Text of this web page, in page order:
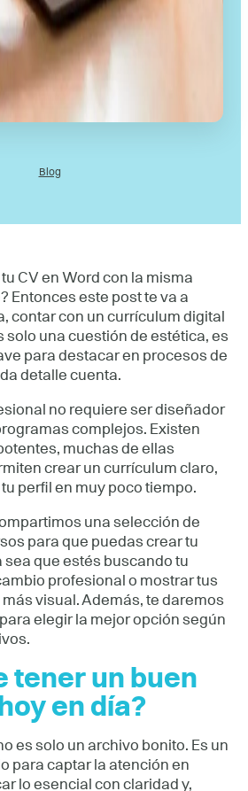
Blog
CV en Word con la misma
Entonces este post te va a
contar con un currículum digital
solo una cuestión de estética, es
para destacar en procesos de
detalle cuenta.
no requiere ser diseñador
complejos. Existen
muchas de ellas
crear un currículum claro,
perfil en muy poco tiempo.
una selección de
para que puedas crear tu
sea que estés buscando tu
profesional o mostrar tus
visual. Además, te daremos
elegir la mejor opción según
tener un buen
en día?
es solo un archivo bonito. Es un
para captar la atención en
lo esencial con claridad y,